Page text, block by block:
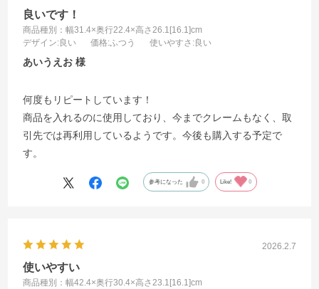
良いです！
商品種別：幅31.4×奥行22.4×高さ26.1[16.1]cm
デザイン:良い 価格:ふつう 使いやすさ :良い
あいうえお
何度もリピートしています！
商品を入れるのに使用しており、今までクレームもなく、取
引先では再利用しているようです。今後も購入する予定で
す。
参考になった 0 Like! 0
2026.2.7
使いやすい
商品種別：幅42.4×奥行30.4×高さ23.1[16.1]cm